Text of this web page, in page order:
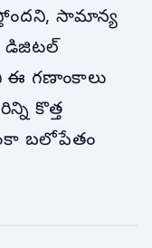
సామాన్య
డిజిటల్
ఈ గణాంకాలు
కొత్త
బలోపేతం